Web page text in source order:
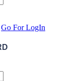
Go For LogIn